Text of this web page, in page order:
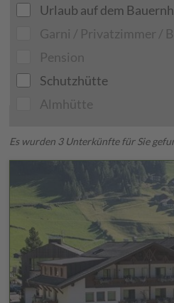
Urlaub auf dem
Garni / Privatzimmer /
Pension
Schutzhütte
Almhütte
Es wurden 3 Unterkünfte für Sie